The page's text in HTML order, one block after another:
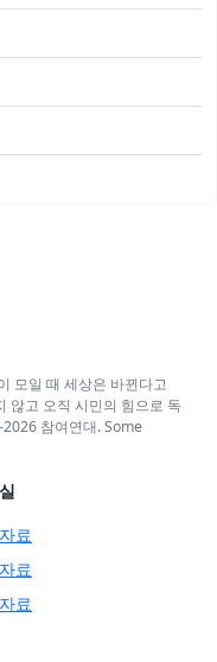
모일 때 세상은 바뀐다고
않고 오직 시민의 힘으로 독
2026 참여연대. Some
료
료
료